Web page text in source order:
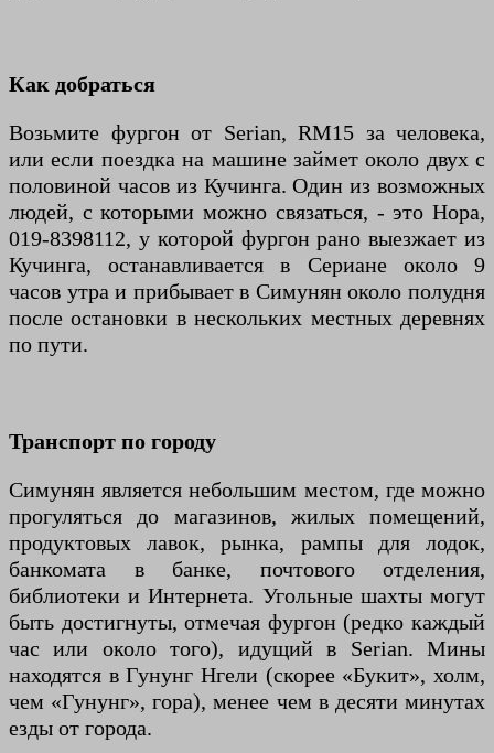
Как добраться
Возьмите фургон от Serian, RM15 за человека,
или если поездка на машине займет около двух с
половиной часов из Кучинга. Один из возможных
людей, с которыми можно связаться, - это Нора,
019-8398112, у которой фургон рано выезжает из
Кучинга, останавливается в Сериане около 9
часов утра и прибывает в Симунян около полудня
после остановки в нескольких местных деревнях
по пути.
Транспорт по городу
Симунян является небольшим местом, где можно
прогуляться до магазинов, жилых помещений,
продуктовых лавок, рынка, рампы для лодок,
банкомата в банке, почтового отделения,
библиотеки и Интернета. Угольные шахты могут
быть достигнуты, отмечая фургон (редко каждый
час или около того), идущий в Serian. Мины
находятся в Гунунг Нгели (скорее «Букит», холм,
чем «Гунунг», гора), менее чем в десяти минутах
езды от города.